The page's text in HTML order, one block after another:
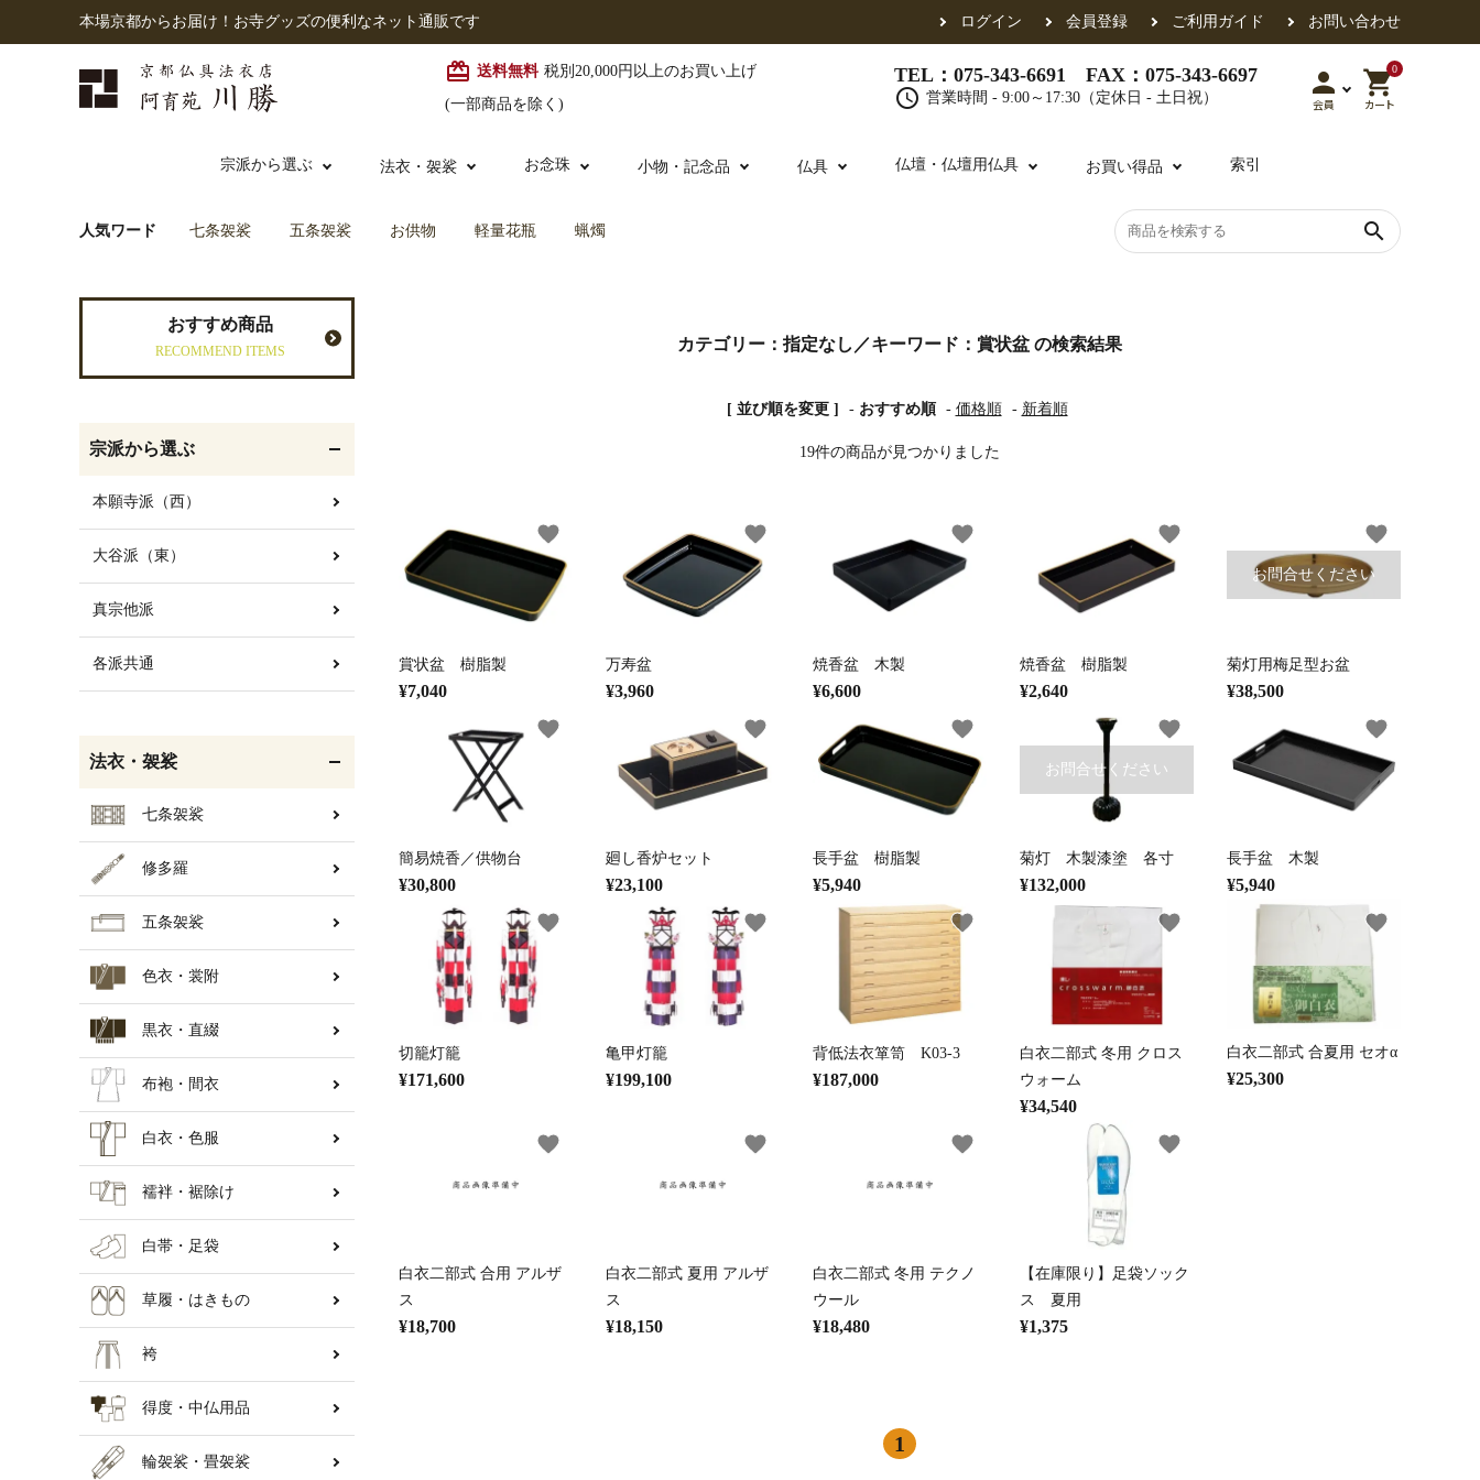
本場京都からお届け！お寺グッズの便利なネット通販です ログイン 会員登録 ご利用ガイド お問い合わせ
card_giftcard 送料無料 税別20,000円以上のお買い上げ
(一部商品を除く)
TEL：075-343-6691 FAX：075-343-6697
schedule 営業時間 - 9:00～17:30（定休日 - 土日祝） person
会員
0
shopping_cart
カート
宗派から選ぶ
本願寺派（西） 大谷派（東） 各派共通
法衣・袈裟
白衣・色服
草履・はきもの 得度・中仏用品
お念珠
本連念珠（僧侶用）
小物・記念品 仏具
土香炉・香炉台・香盒
ご法要用品・箱類 椅子・机・その他仏具 讃佛歌掛図
欄間・障子・襖・翠簾
物
納骨壇
仏壇・仏壇用仏具 お買い得品 索引
人気ワード 七条袈裟 五条袈裟 お供物 軽量花瓶 蝋燭 search
カテゴリー：指定なし／キーワード：賞状盆 の検索結果
[ 並び順を変更 ] - おすすめ順 - 価格順 - 新着順
19件の商品が見つかりました
賞状盆 樹脂製
¥7,040
favorite
万寿盆
¥3,960
favorite
焼香盆 木製
¥6,600
favorite
焼香盆 樹脂製
¥2,640
favorite
お問合せください
菊灯用梅足型お盆
¥38,500
favorite
簡易焼香／供物台
¥30,800
favorite
廻し香炉セット
¥23,100
favorite
長手盆 樹脂製
¥5,940
favorite
お問合せください
菊灯 木製漆塗 各寸
¥132,000
favorite
長手盆 木製
¥5,940
favorite
切籠灯籠
¥171,600
favorite
亀甲灯籠
¥199,100
favorite
背低法衣箪笥 K03-3
¥187,000
favorite
白衣二部式 冬用 クロス
ウォーム
¥34,540
favorite
白衣二部式 合夏用 セオα
¥25,300
favorite
白衣二部式 合用 アルザ
ス
¥18,700
favorite
白衣二部式 夏用 アルザ
ス
¥18,150
favorite
白衣二部式 冬用 テクノ
ウール
¥18,480
favorite
【在庫限り】足袋ソック
ス 夏用
¥1,375
favorite
1
おすすめ商品
RECOMMEND ITEMS
宗派から選ぶ
本願寺派（西）
大谷派（東）
真宗他派
各派共通
法衣・袈裟
七条袈裟
修多羅
五条袈裟
色衣・裳附
黒衣・直綴
布袍・間衣
白衣・色服
襦袢・裾除け
白帯・足袋
草履・はきもの
袴
得度・中仏用品
輪袈裟・畳袈裟